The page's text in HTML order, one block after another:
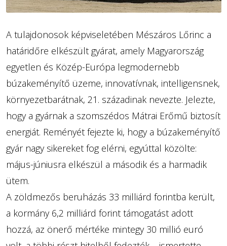
A tulajdonosok képviseletében Mészáros Lőrinc a
határidőre elkészült gyárat, amely Magyarország
egyetlen és Közép-Európa legmodernebb
búzakeményítő üzeme, innovatívnak, intelligensnek,
környezetbarátnak, 21. századinak nevezte. Jelezte,
hogy a gyárnak a szomszédos Mátrai Erőmű biztosít
energiát. Reményét fejezte ki, hogy a búzakeményítő
gyár nagy sikereket fog elérni, egyúttal közölte:
május-júniusra elkészül a második és a harmadik
ütem.
A zöldmezős beruházás 33 milliárd forintba került,
a kormány 6,2 milliárd forint támogatást adott
hozzá, az önerő mértéke mintegy 30 millió euró